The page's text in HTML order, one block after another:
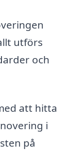
utförs
och
att hitta
i
på